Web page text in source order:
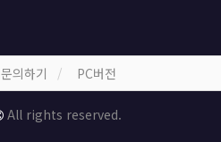
문의하기 PC버전
All rights reserved.